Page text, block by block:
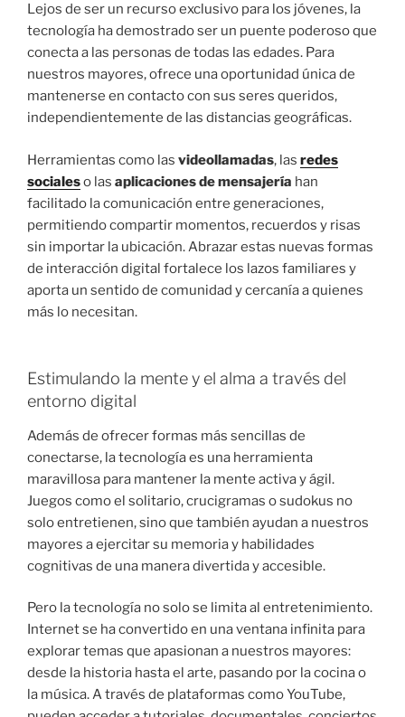
Lejos de ser un recurso exclusivo para los jóvenes, la
tecnología ha demostrado ser un puente poderoso que
conecta a las personas de todas las edades. Para
nuestros mayores, ofrece una oportunidad única de
mantenerse en contacto con sus seres queridos,
independientemente de las distancias geográficas.
Herramientas como las videollamadas, las redes
socialeso las aplicaciones de mensajería han
facilitado la comunicación entre generaciones,
permitiendo compartir momentos, recuerdos y risas
sin importar la ubicación. Abrazar estas nuevas formas
de interacción digital fortalece los lazos familiares y
aporta un sentido de comunidad y cercanía a quienes
más lo necesitan.
Estimulando la mente y el alma a través del
entorno digital
Además de ofrecer formas más sencillas de
conectarse, la tecnología es una herramienta
maravillosa para mantener la mente activa y ágil.
Juegos como el solitario, crucigramas o sudokus no
solo entretienen, sino que también ayudan a nuestros
mayores a ejercitar su memoria y habilidades
cognitivas de una manera divertida y accesible.
Pero la tecnología no solo se limita al entretenimiento.
Internet se ha convertido en una ventana infinita para
explorar temas que apasionan a nuestros mayores:
desde la historia hasta el arte, pasando por la cocina o
la música. A través de plataformas como YouTube,